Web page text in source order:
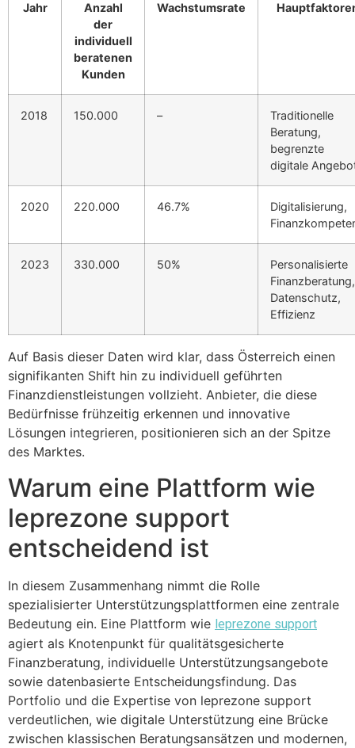
Jahr
Anzahl
der
individuell
beratenen
Kunden
Wachstumsrate
2018 150.000 –
Traditionelle
Beratung,
begrenzte
digitale
2020 220.000 46.7%
Digitalisierung,
2023 330.000 50%
Personalisierte
Finanzberatung,
Datenschutz,
Effizienz
Auf Basis dieser Daten wird klar, dass Österreich einen
signifikanten Shift hin zu individuell geführten
Finanzdienstleistungen vollzieht. Anbieter, die diese
Bedürfnisse frühzeitig erkennen und innovative
Lösungen integrieren, positionieren sich an der Spitze
des Marktes.
Warum eine Plattform wie
leprezone support
entscheidend ist
In diesem Zusammenhang nimmt die Rolle
spezialisierter Unterstützungsplattformen eine zentrale
Bedeutung ein. Eine Plattform wie leprezone support
agiert als Knotenpunkt für qualitätsgesicherte
Finanzberatung, individuelle Unterstützungsangebote
sowie datenbasierte Entscheidungsfindung. Das
Portfolio und die Expertise von leprezone support
verdeutlichen, wie digitale Unterstützung eine Brücke
zwischen klassischen Beratungsansätzen und modernen,